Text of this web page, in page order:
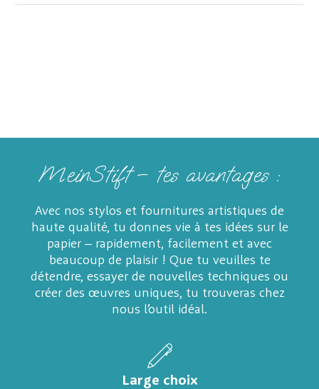
MeinStift – tes avantages :
Avec nos stylos et fournitures artistiques de
haute qualité, tu donnes vie à tes idées sur le
papier – rapidement, facilement et avec
beaucoup de plaisir ! Que tu veuilles te
détendre, essayer de nouvelles techniques ou
créer des œuvres uniques, tu trouveras chez
nous l’outil idéal.
Large choix